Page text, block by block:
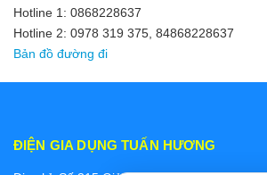
Hotline 1: 0868228637
Hotline 2: 0978 319 375, 84868228637
Bản đồ đường đi
ĐIỆN GIA DỤNG TUẤN HƯƠNG